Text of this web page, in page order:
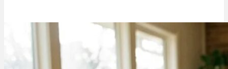
Shop & Live-Bestand